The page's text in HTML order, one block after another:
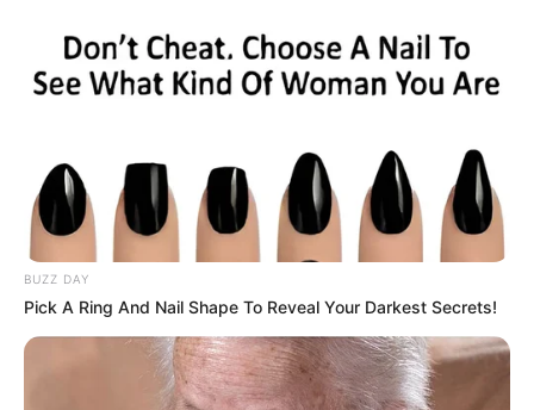
BUZZ DAY
Pick A Ring And Nail Shape To Reveal Your Darkest Secrets!